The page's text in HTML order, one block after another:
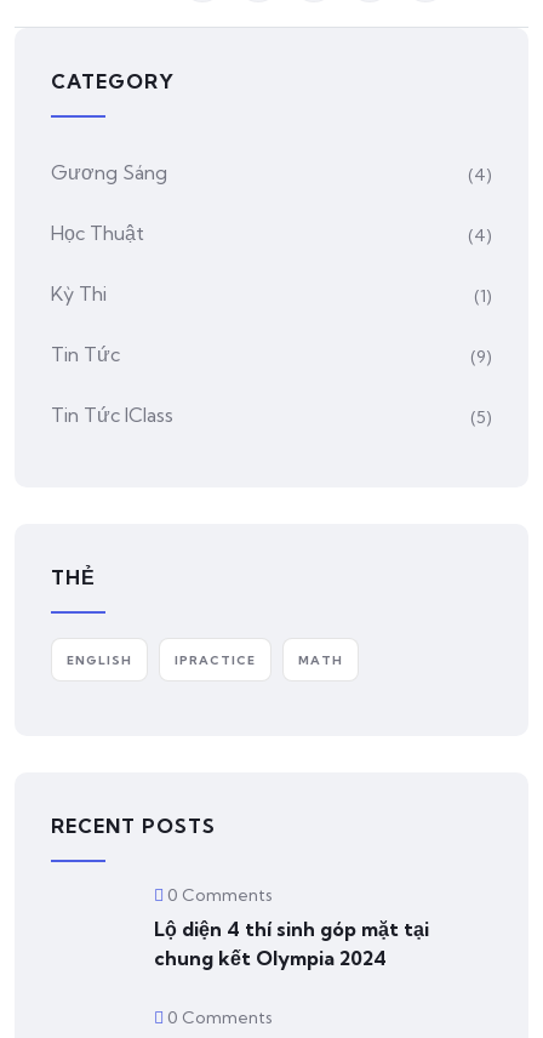
CATEGORY
Gương Sáng (4)
Học Thuật (4)
Kỳ Thi (1)
Tin Tức (9)
Tin Tức IClass (5)
THẺ
ENGLISH IPRACTICE MATH
RECENT POSTS
0 Comments
Lộ diện 4 thí sinh góp mặt tại
chung kết Olympia 2024
0 Comments